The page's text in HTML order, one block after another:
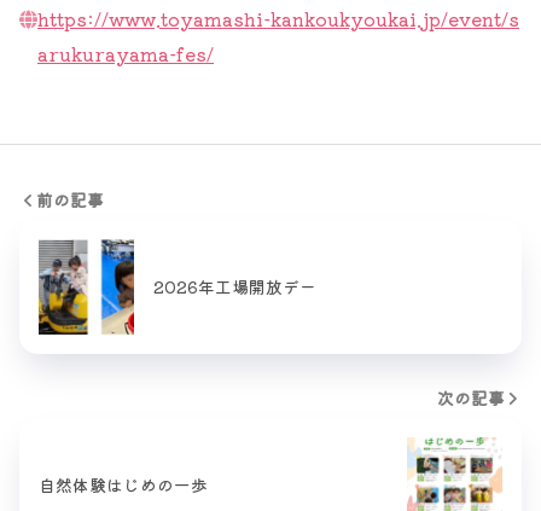
https://www.toyamashi-kankoukyoukai.jp/event/s
arukurayama-fes/
前の記事
2026年工場開放デー
次の記事
自然体験はじめの一歩